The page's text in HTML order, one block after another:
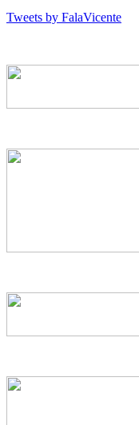
Tweets by FalaVicente